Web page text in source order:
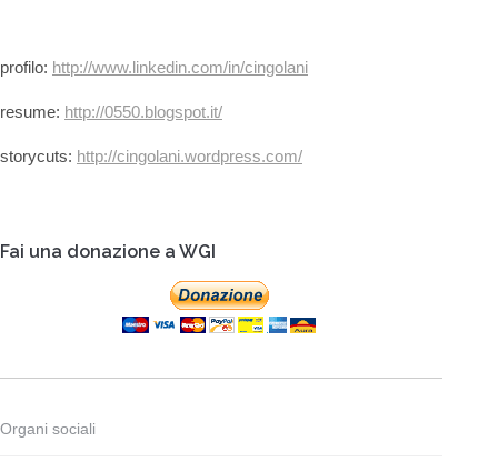
profilo: http://www.linkedin.com/in/cingolani
resume: http://0550.blogspot.it/
storycuts: http://cingolani.wordpress.com/
Fai una donazione a WGI
Organi sociali